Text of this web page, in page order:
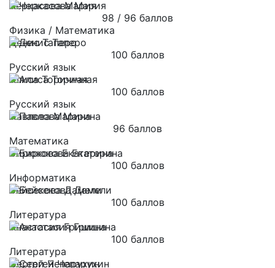
Черкасова Мария
98 / 96 баллов
Физика / Математика
Денис Таперо
100 баллов
Русский язык
Алиса Торичная
100 баллов
Русский язык
Павлова Марина
96 баллов
Математика
Бирюкова Екатерина
100 баллов
Информатика
Бейсекова Дамели
100 баллов
Литература
Анастасия Гришина
100 баллов
Литература
Сергей Чепарухин